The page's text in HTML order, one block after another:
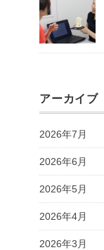
アーカイブ
2026年7月
2026年6月
2026年5月
2026年4月
2026年3月